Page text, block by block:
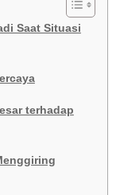
Saat Situasi
terhadap